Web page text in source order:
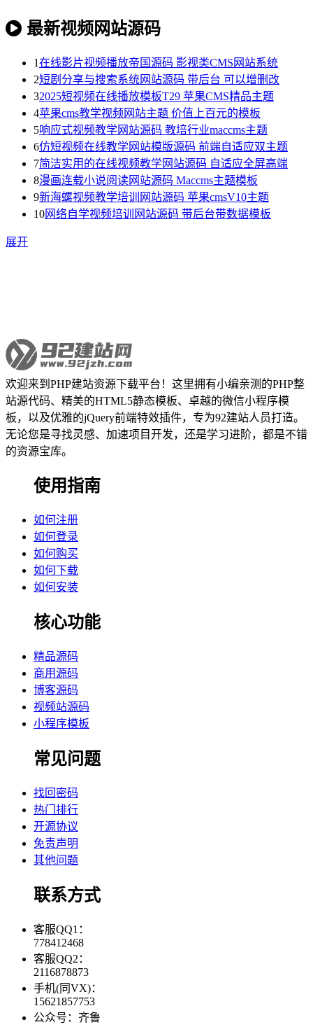
最新视频网站源码
1在线影片视频播放帝国源码 影视类CMS网站系统
2短剧分享与搜索系统网站源码 带后台 可以增删改
32025短视频在线播放模板T29 苹果CMS精品主题
4苹果cms教学视频网站主题 价值上百元的模板
5响应式视频教学网站源码 教培行业maccms主题
6仿短视频在线教学网站模版源码 前端自适应双主题
7简洁实用的在线视频教学网站源码 自适应全屏高端
8漫画连载小说阅读网站源码 Maccms主题模板
9新海螺视频教学培训网站源码 苹果cmsV10主题
10网络自学视频培训网站源码 带后台带数据模板
展开
欢迎来到PHP建站资源下载平台！这里拥有小编亲测的PHP整
站源代码、精美的HTML5静态模板、卓越的微信小程序模
板，以及优雅的jQuery前端特效插件，专为92建站人员打造。
无论您是寻找灵感、加速项目开发，还是学习进阶，都是不错
的资源宝库。
使用指南
如何注册
如何登录
如何购买
如何下载
如何安装
核心功能
精品源码
商用源码
博客源码
视频站源码
小程序模板
常见问题
找回密码
热门排行
开源协议
免责声明
其他问题
联系方式
客服QQ1：
778412468
客服QQ2：
2116878873
手机(同VX)：
15621857753
公众号：齐鲁